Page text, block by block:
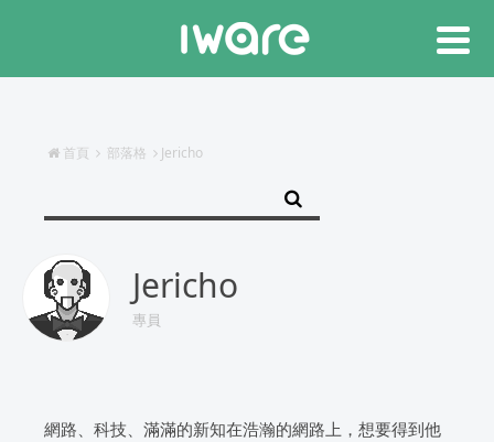
首頁 部落格 Jericho
Jericho
專員
網路、科技、滿滿的新知在浩瀚的網路上，想要得到他